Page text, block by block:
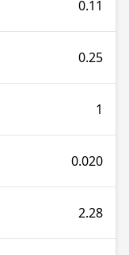
0.11
0.25
1
0.020
2.28